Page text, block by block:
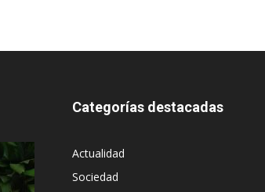
Categorías destacadas
Actualidad
Sociedad